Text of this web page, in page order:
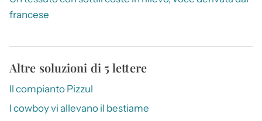
francese
Altre soluzioni di 5 lettere
Il compianto Pizzul
I cowboy vi allevano il bestiame